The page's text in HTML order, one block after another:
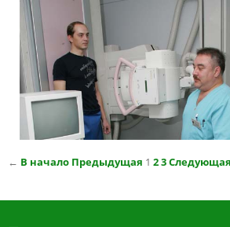
← начало Предыдущая 1 23